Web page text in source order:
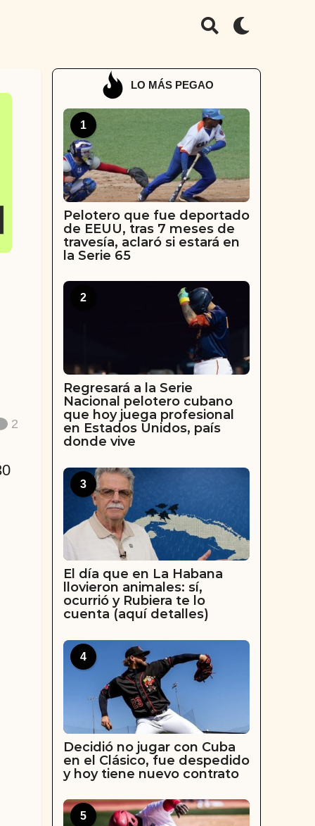
2
LO MÁS PEGAO
1
Pelotero que fue deportado
de EEUU, tras 7 meses de
travesía, aclaró si estará en
la Serie 65
2
Regresará a la Serie
Nacional pelotero cubano
que hoy juega profesional
en Estados Unidos, país
donde vive
3
El día que en La Habana
llovieron animales: sí,
ocurrió y Rubiera te lo
cuenta (aquí detalles)
4
Decidió no jugar con Cuba
en el Clásico, fue despedido
y hoy tiene nuevo contrato
5